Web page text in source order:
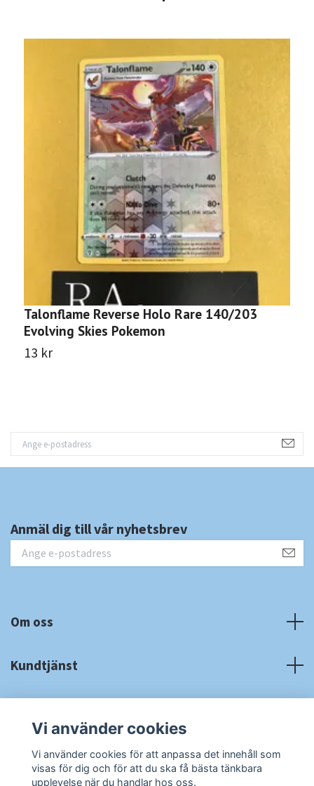
Talonflame Reverse Holo Rare 140/203
Evolving Skies Pokemon
13 kr
Anmäl dig till vår nyhetsbrev
Om oss
Kundtjänst
Sociala medier
Vi använder cookies
Vi använder cookies för att anpassa det innehåll som
visas för dig och för att du ska få bästa tänkbara
upplevelse när du handlar hos oss.